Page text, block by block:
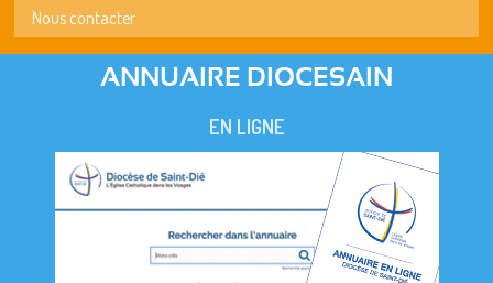
Nous contacter
ANNUAIRE DIOCESAIN
EN LIGNE